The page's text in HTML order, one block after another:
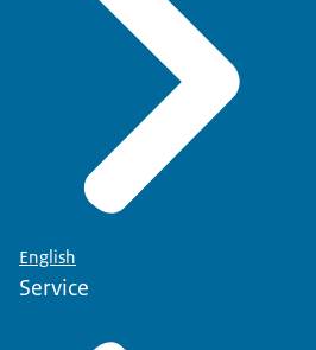
English
Service